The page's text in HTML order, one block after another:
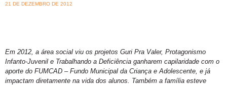
21 DE DEZEMBRO DE 2012
Em 2012, a área social viu os projetos Guri Pra Valer, Protagonismo
Infanto-Juvenil e Trabalhando a Deficiência ganharem capilaridade com o
aporte do FUMCAD – Fundo Municipal da Criança e Adolescente, e já
impactam diretamente na vida dos alunos. Também a família esteve